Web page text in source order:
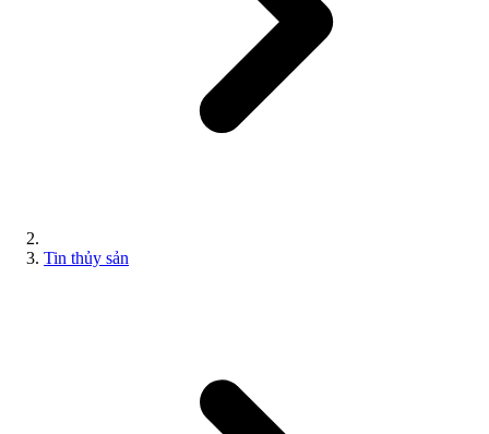
Tin thủy sản